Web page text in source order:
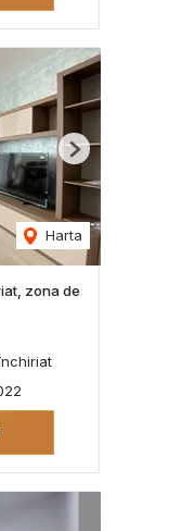
Harta
Next
zona de